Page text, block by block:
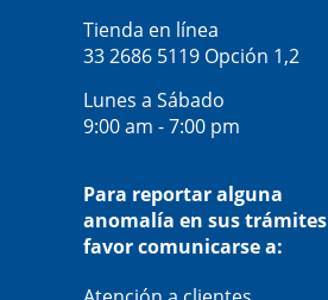
Tienda en línea
33 2686 5119 Opción 1,2
Lunes a Sábado
9:00 am - 7:00 pm
Para reportar alguna
anomalía en sus trámites
favor comunicarse a: